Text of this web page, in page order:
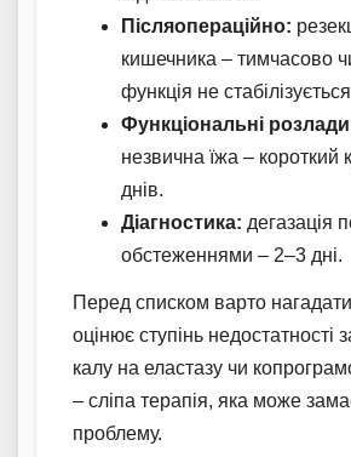
Післяопераційно:
кишечника – тимчасово
функція не
Функціональні
незвична їжа – короткий
днів.
Діагностика: дегазація
обстеженнями – 2–3 дні.
Перед списком варто
оцінює ступінь недостатності
калу на еластазу чи
– сліпа терапія, яка може
проблему.